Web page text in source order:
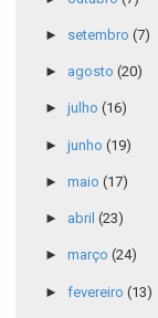
► setembro (7)
► agosto (20)
► julho (16)
► junho (19)
► maio (17)
► abril (23)
► março (24)
► fevereiro (13)